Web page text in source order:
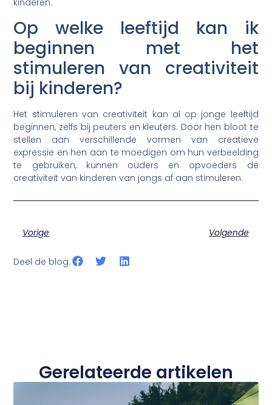
kinderen.
Op welke leeftijd kan ik
beginnen met het
stimuleren van creativiteit
bij kinderen?
Het stimuleren van creativiteit kan al op jonge leeftijd
beginnen, zelfs bij peuters en kleuters. Door hen bloot te
stellen aan verschillende vormen van creatieve
expressie en hen aan te moedigen om hun verbeelding
te gebruiken, kunnen ouders en opvoeders de
creativiteit van kinderen van jongs af aan stimuleren.
Vorige Volgende
Deel de blog:
Gerelateerde artikelen